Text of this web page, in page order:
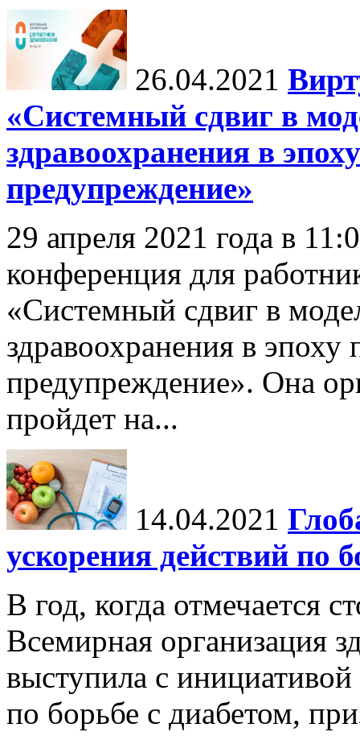
26.04.2021
«Системный сдвиг в
здравоохранения в
предупреждение»
29 апреля 2021 года в
конференция для
«Системный сдвиг в
здравоохранения в
предупреждение». Она
пройдет на...
14.04.2021
ускорения действий по
В год, когда отмечается
Всемирная организация
выступила с
по борьбе с диабетом,